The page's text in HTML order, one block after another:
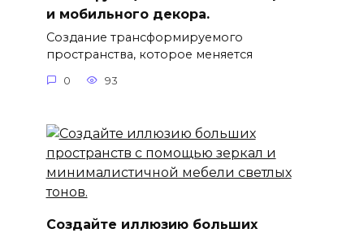
и мобильного декора.
Создание трансформируемого
пространства, которое меняется
0 93
Создайте иллюзию больших